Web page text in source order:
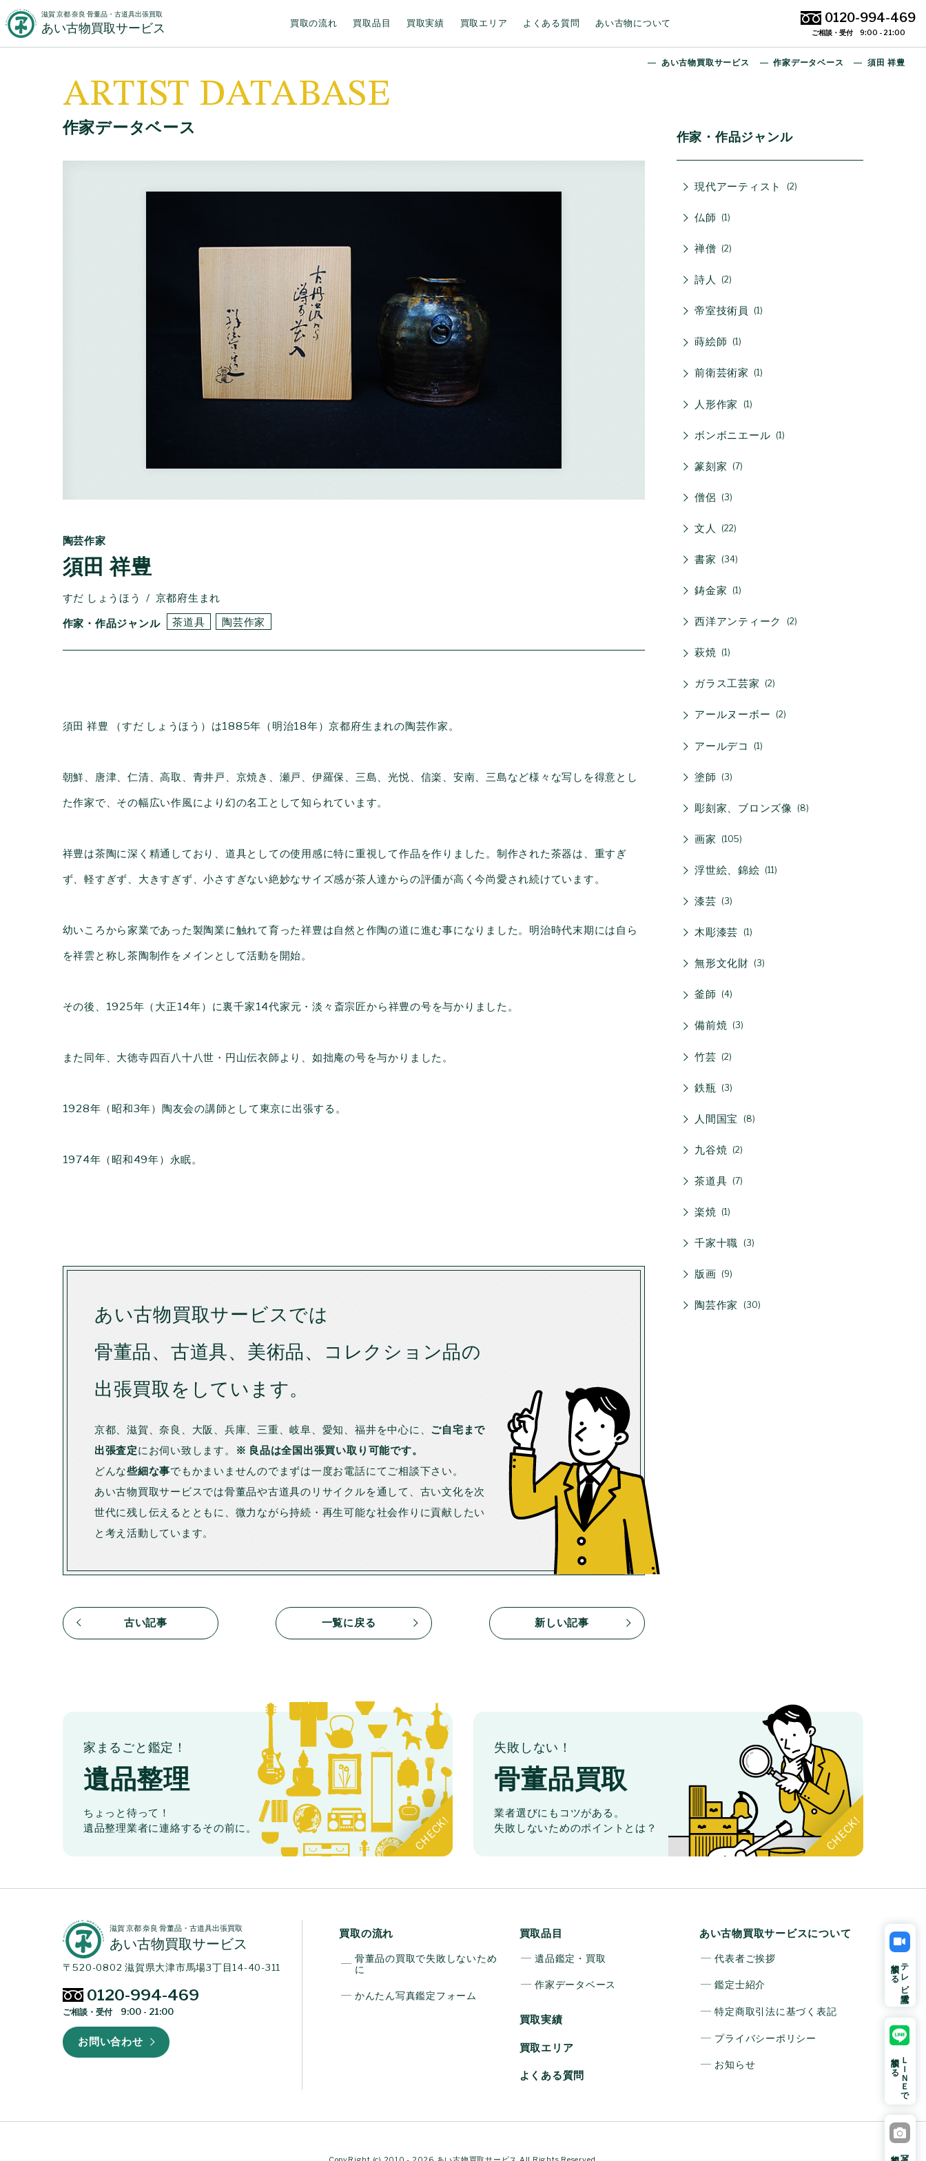
滋賀 京都 奈良 骨董品・古道具出張買取
あい古物買取サービス 買取の流れ 買取品目 買取実績 買取エリア よくある質問 あい古物について 0120-994-469
ご相談・受付 9:00 - 21:00
テレビ電話で
相談する
ＬＩＮＥで
相談する
あい古物買取サービス 作家データベース 須田 祥豊
ARTIST DATABASE
作家データベース
陶芸作家
須田 祥豊
すだ しょうほう
京都府生まれ
作家・作品ジャンル
茶道具 陶芸作家
須田 祥豊 （すだ しょうほう）は1885年（明治18年）京都府生まれの陶芸作家。
朝鮮、唐津、仁清、高取、青井戸、京焼き、瀬戸、伊羅保、三島、光悦、信楽、安南、三島など様々な写しを得意とし
た作家で、その幅広い作風により幻の名工として知られています。
祥豊は茶陶に深く精通しており、道具としての使用感に特に重視して作品を作りました。制作された茶器は、重すぎ
ず、軽すぎず、大きすぎず、小さすぎない絶妙なサイズ感が茶人達からの評価が高く今尚愛され続けています。
幼いころから家業であった製陶業に触れて育った祥豊は自然と作陶の道に進む事になりました。明治時代末期には自ら
を祥雲と称し茶陶制作をメインとして活動を開始。
その後、1925年（大正14年）に裏千家14代家元・淡々斎宗匠から祥豊の号を与かりました。
また同年、大徳寺四百八十八世・円山伝衣師より、如拙庵の号を与かりました。
1928年（昭和3年）陶友会の講師として東京に出張する。
1974年（昭和49年）永眠。
あい古物買取サービスでは
骨董品、古道具、美術品、コレクション品の
出張買取をしています。
京都、滋賀、奈良、大阪、兵庫、三重、岐阜、愛知、福井を中心に、 ご自宅まで
出張査定にお伺い致します。
※ 良品は全国出張買い取り可能です。
どんな些細な事でもかまいませんのでまずは一度お電話にてご相談下さい。
あい古物買取サービスでは骨董品や古道具のリサイクルを通して、古い文化を次
世代に残し伝えるとともに、微力ながら持続・再生可能な社会作りに貢献したい
と考え活動しています。
古い記事 一覧に戻る 新しい記事
作家・作品ジャンル
現代アーティスト 2
仏師 1
禅僧 2
詩人 2
帝室技術員 1
蒔絵師 1
前衛芸術家 1
人形作家 1
ボンボニエール 1
篆刻家 7
僧侶 3
文人 22
書家 34
鋳金家 1
西洋アンティーク 2
萩焼 1
ガラス工芸家 2
アールヌーボー 2
アールデコ 1
塗師 3
彫刻家、ブロンズ像 8
画家 105
浮世絵、錦絵 11
漆芸 3
木彫漆芸 1
無形文化財 3
釜師 4
備前焼 3
竹芸 2
鉄瓶 3
人間国宝 8
九谷焼 2
茶道具 7
楽焼 1
千家十職 3
版画 9
陶芸作家 30
家まるごと鑑定！
遺品整理
ちょっと待って！
遺品整理業者に連絡するその前に。
失敗しない！
骨董品買取
業者選びにもコツがある。
失敗しないためのポイントとは？
滋賀 京都 奈良 骨董品・古道具出張買取
あい古物買取サービス
〒520-0802 滋賀県大津市馬場3丁目14-40-311
0120-994-469
ご相談・受付 9:00 - 21:00
お問い合わせ
買取の流れ
骨董品の買取で失敗しないため
に
かんたん写真鑑定フォーム
買取品目
遺品鑑定・買取
作家データベース
買取実績
買取エリア
よくある質問
あい古物買取サービスについて
代表者ご挨拶
鑑定士紹介
特定商取引法に基づく表記
プライバシーポリシー
お知らせ